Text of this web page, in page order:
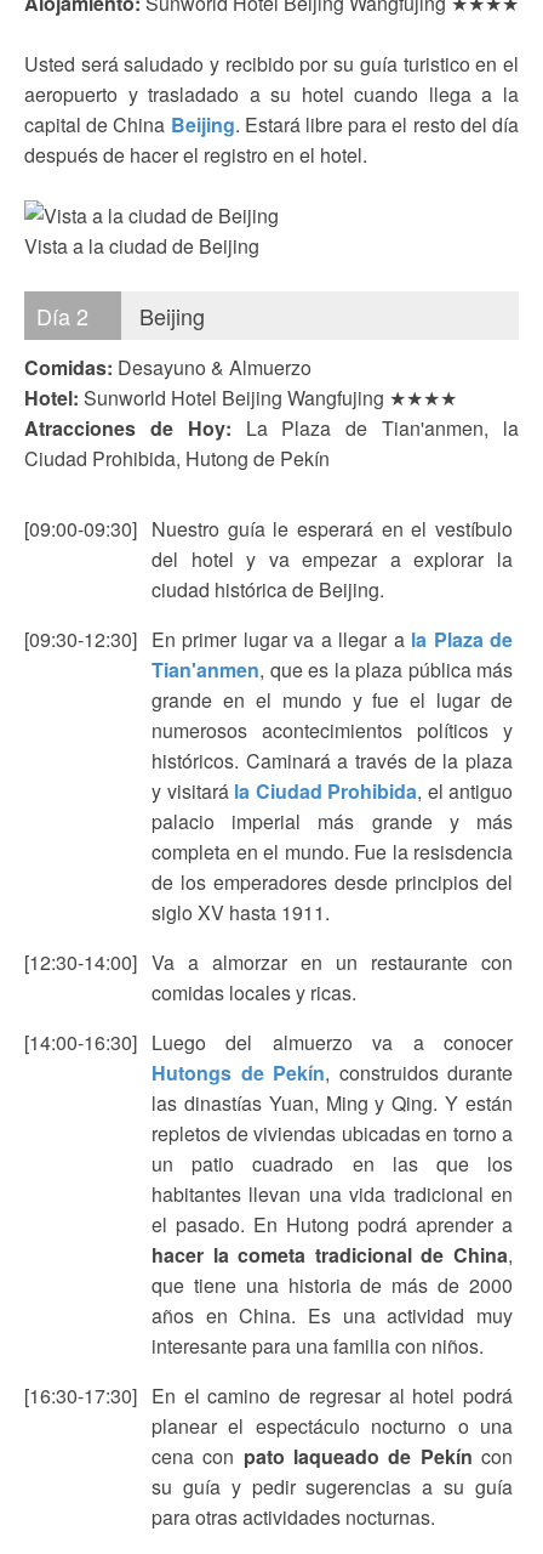
Usted será saludado y recibido por su guía turistico en el
aeropuerto y trasladado a su hotel cuando llega a la
capital de China Beijing. Estará libre para el resto del día
después de hacer el registro en el hotel.
Vista a la ciudad de Beijing
Día 2 Beijing
Comidas: Desayuno & Almuerzo
Hotel: Sunworld Hotel Beijing Wangfujing ★★★★
Atracciones de Hoy: La Plaza de Tian'anmen, la
Ciudad Prohibida, Hutong de Pekín
[09:00-09:30] Nuestro guía le esperará en el vestíbulo
del hotel y va empezar a explorar la
ciudad histórica de Beijing.
[09:30-12:30] En primer lugar va a llegar a la Plaza de
Tian'anmen, que es la plaza pública más
grande en el mundo y fue el lugar de
numerosos acontecimientos políticos y
históricos. Caminará a través de la plaza
y visitará la Ciudad Prohibida, el antiguo
palacio imperial más grande y más
completa en el mundo. Fue la resisdencia
de los emperadores desde principios del
siglo XV hasta 1911.
[12:30-14:00] Va a almorzar en un restaurante con
comidas locales y ricas.
[14:00-16:30] Luego del almuerzo va a conocer
Hutongs de Pekín, construidos durante
las dinastías Yuan, Ming y Qing. Y están
repletos de viviendas ubicadas en torno a
un patio cuadrado en las que los
habitantes llevan una vida tradicional en
el pasado. En Hutong podrá aprender a
hacer la cometa tradicional de China,
que tiene una historia de más de 2000
años en China. Es una actividad muy
interesante para una familia con niños.
[16:30-17:30] En el camino de regresar al hotel podrá
planear el espectáculo nocturno o una
cena con pato laqueado de Pekín con
su guía y pedir sugerencias a su guía
para otras actividades nocturnas.